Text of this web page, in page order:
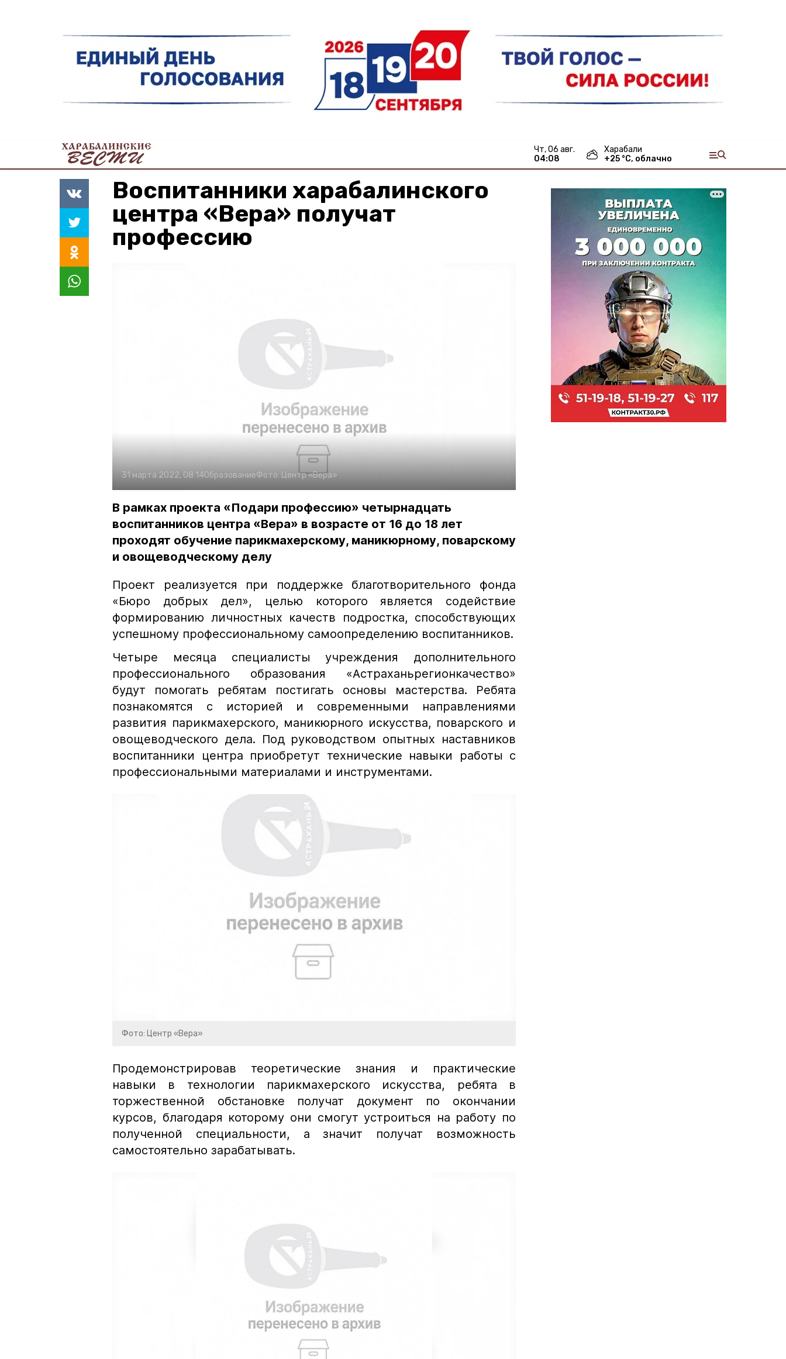
чт, 06 авг.
04:08
Харабали
+25 °С, облачно
Воспитанники харабалинского
центра «Вера» получат
профессию
31 марта 2022, 08:14ОбразованиеФото: Центр «Вера»
В рамках проекта «Подари профессию» четырнадцать
воспитанников центра «Вера» в возрасте от 16 до 18 лет
проходят обучение парикмахерскому, маникюрному, поварскому
и овощеводческому делу
Проект реализуется при поддержке благотворительного фонда
«Бюро добрых дел», целью которого является содействие
формированию личностных качеств подростка, способствующих
успешному профессиональному самоопределению воспитанников.
Четыре месяца специалисты учреждения дополнительного
профессионального образования «Астраханьрегионкачество»
будут помогать ребятам постигать основы мастерства. Ребята
познакомятся с историей и современными направлениями
развития парикмахерского, маникюрного искусства, поварского и
овощеводческого дела. Под руководством опытных наставников
воспитанники центра приобретут технические навыки работы с
профессиональными материалами и инструментами.
Фото: Центр «Вера»
Продемонстрировав теоретические знания и практические
навыки в технологии парикмахерского искусства, ребята в
торжественной обстановке получат документ по окончании
курсов, благодаря которому они смогут устроиться на работу по
полученной специальности, а значит получат возможность
самостоятельно зарабатывать.